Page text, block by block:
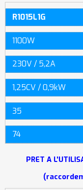
R1015L1G
1100W
230V / 5,2A
1,25CV / 0,9kW
35
74
PRET A